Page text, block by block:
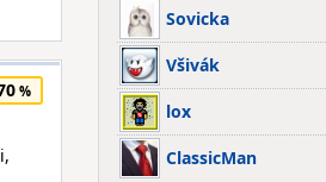
Sovicka
Všivák
lox
ClassicMan